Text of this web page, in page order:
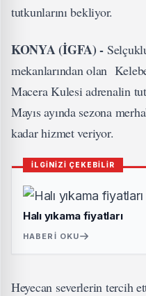
tutkunlarını bekliyor.
KONYA (İGFA) -
mekanlarından olan
Macera Kulesi adrenalin
Mayıs ayında sezona
kadar hizmet veriyor.
İLGİNİZİ ÇEKEBİLİR
Halı yıkama fiyatları
HABERI OKU
Heyecan severlerin tercih